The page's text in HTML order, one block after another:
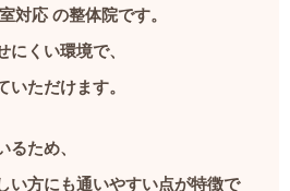
対応 の整体院です。
にくい環境で、
いただけます。
るため、
い方にも通いやすい点が特徴で